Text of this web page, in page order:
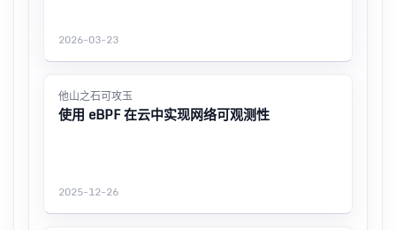
2026-03-23
他山之石可攻玉
使用 eBPF 在云中实现网络可观测性
2025-12-26